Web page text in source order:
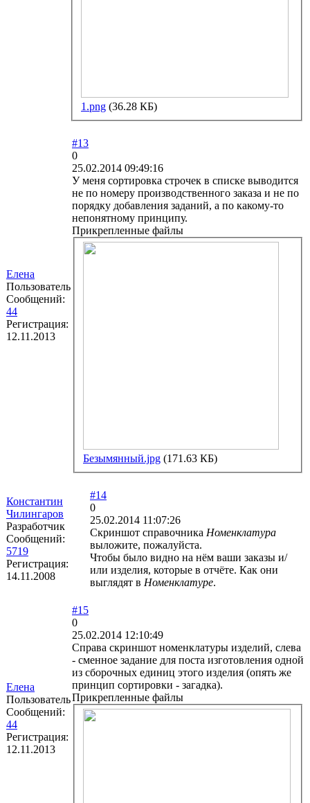
1.png (36.28 КБ)
Елена
Пользователь
Сообщений:
44
Регистрация:
12.11.2013
#13
0
25.02.2014 09:49:16
У меня сортировка строчек в списке выводится
не по номеру производственного заказа и не по
порядку добавления заданий, а по какому-то
непонятному принципу.
Прикрепленные файлы
Безымянный.jpg (171.63 КБ)
Константин
Чилингаров
Разработчик
Сообщений:
5719
Регистрация:
14.11.2008
#14
0
25.02.2014 11:07:26
Скриншот справочника Номенклатура
выложите, пожалуйста.
Чтобы было видно на нём ваши заказы и/
или изделия, которые в отчёте. Как они
выглядят в Номенклатуре.
Елена
Пользователь
Сообщений:
44
Регистрация:
12.11.2013
#15
0
25.02.2014 12:10:49
Справа скриншот номенклатуры изделий, слева
- сменное задание для поста изготовления одной
из сборочных единиц этого изделия (опять же
принцип сортировки - загадка).
Прикрепленные файлы